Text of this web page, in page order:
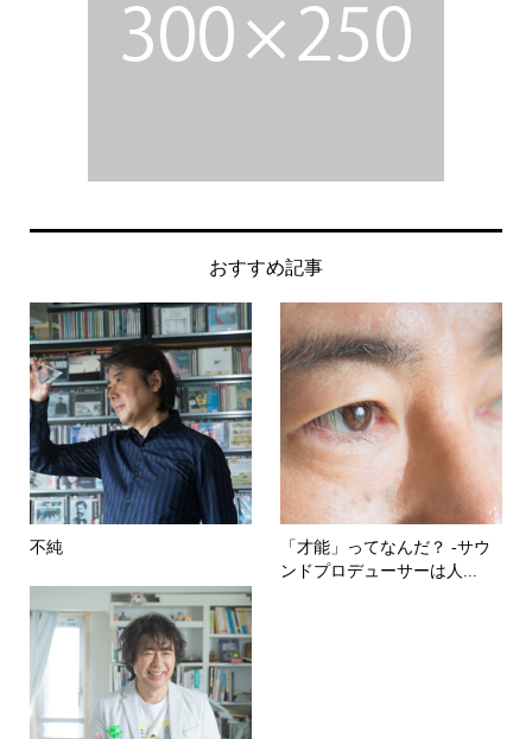
おすすめ記事
不純
「才能」ってなんだ？ -サウ
ンドプロデューサーは人...